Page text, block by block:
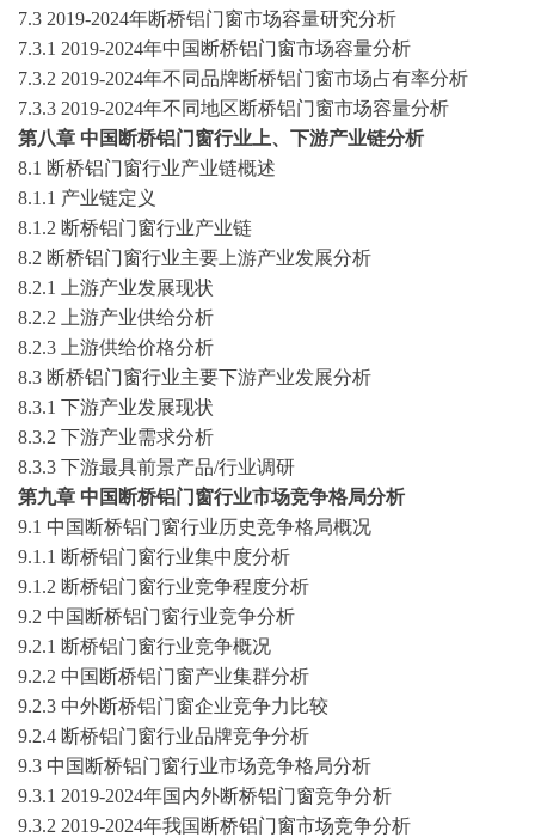
7.3 2019-2024年断桥铝门窗市场容量研究分析
7.3.1 2019-2024年中国 断桥铝门窗市场容量分析
7.3.2 2019-2024年不同品牌断桥铝门窗市场占有率分析
7.3.3 2019-2024年不同地区断桥铝门窗市场容量分析
第八章 中国 断桥铝门窗行业上、下游产业链分析
8.1 断桥铝门窗行业产业链概述
8.1.1 产业链定义
8.1.2 断桥铝门窗行业产业链
8.2 断桥铝门窗行业主要上游产业发展分析
8.2.1 上游产业发展现状
8.2.2 上游产业供给分析
8.2.3 上游供给价格分析
8.3 断桥铝门窗行业主要下游产业发展分析
8.3.1 下游产业发展现状
8.3.2 下游产业需求分析
8.3.3 下游最具前景产品/行业调研
第九章 中国 断桥铝门窗行业市场竞争格局分析
9.1 中国 断桥铝门窗行业历史竞争格局概况
9.1.1 断桥铝门窗行业集中度分析
9.1.2 断桥铝门窗行业竞争程度分析
9.2 中国 断桥铝门窗行业竞争分析
9.2.1 断桥铝门窗行业竞争概况
9.2.2 中国 断桥铝门窗产业集群分析
9.2.3 中外断桥铝门窗企业竞争力比较
9.2.4 断桥铝门窗行业品牌竞争分析
9.3 中国 断桥铝门窗行业市场竞争格局分析
9.3.1 2019-2024年国内外断桥铝门窗竞争分析
9.3.2 2019-2024年我国 断桥铝门窗市场竞争分析